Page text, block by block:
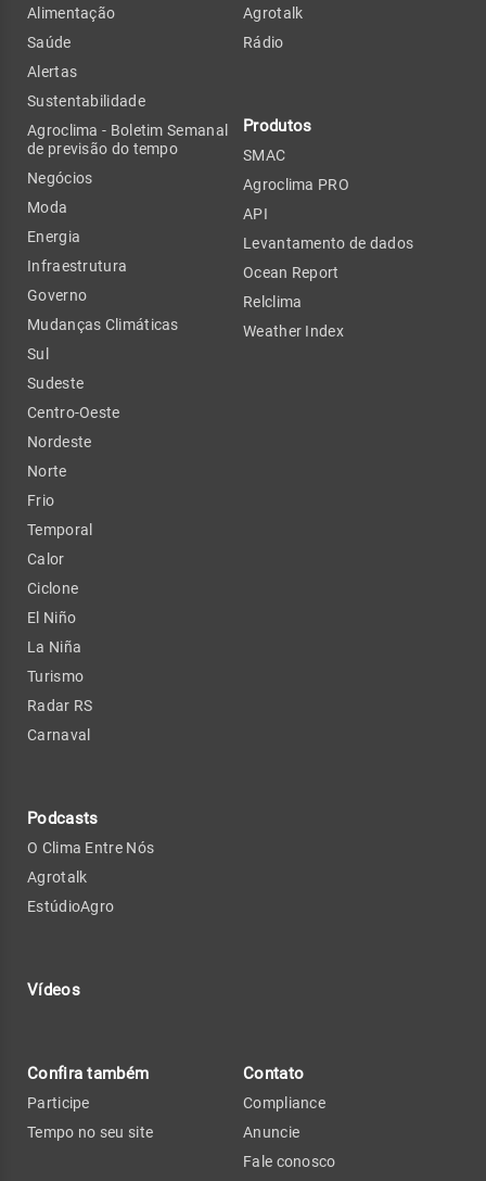
Alimentação
Saúde
Alertas
Sustentabilidade
Agroclima - Boletim Semanal
de previsão do tempo
Negócios
Moda
Energia
Infraestrutura
Governo
Mudanças Climáticas
Sul
Sudeste
Centro-Oeste
Nordeste
Norte
Frio
Temporal
Calor
Ciclone
El Niño
La Niña
Turismo
Radar RS
Carnaval
Podcasts
O Clima Entre Nós
Agrotalk
EstúdioAgro
Vídeos
Agrotalk
Rádio
Produtos
SMAC
Agroclima PRO
API
Levantamento de dados
Ocean Report
Relclima
Weather Index
Confira também
Participe
Tempo no seu site
Contato
Compliance
Anuncie
Fale conosco